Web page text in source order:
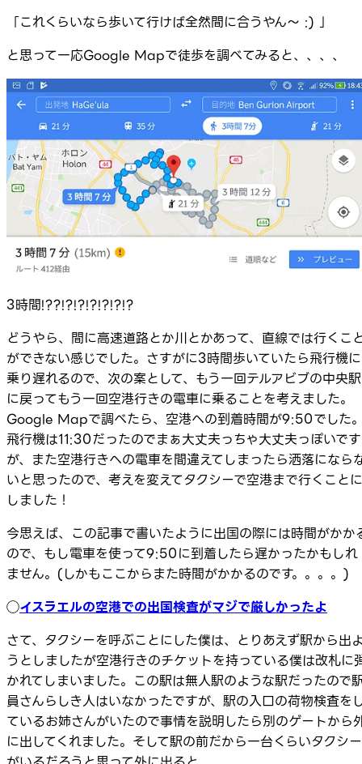
「これくらいなら歩いて行けば全然間に合うやん～ :) 」
と思って一応Google Mapで徒歩を調べてみると、、、、
3時間!??!?!?!?!?!?!?
どうやら、間に高速道路とか川とかあって、直線では行くこ
ができない感じでした。さすがに3時間歩いていたら飛行機に
乗り遅れるので、次の案として、もう一回テルアビブの中央駅
に戻ってもう一回空港行きの電車に乗ることを考えました。
Google Mapで調べたら、空港への到着時間が9:50でした
飛行機は11:30だったのでまぁ大丈夫っちゃ大丈夫っぽいです
が、また空港行きへの電車を間違えてしまったら洒落になら
いと思ったので、考えを変えてタクシーで空港まで行くことに
しました！
今思えば、この記事で書いたように出国の際には時間がかか
ので、もし電車を使って9:50に到着したら遅かったかもしれ
ません。(しかもここからまた時間がかかるのです。。。。)
◯イスラエルの空港での出国検査がマジで厳しかったよ
さて、タクシーを呼ぶことにした僕は、とりあえず駅から出
うとしましたが空港行きのチケットを持っている僕は改札に
かれてしまいました。この駅は無人駅のような駅だったので
員さんらしき人はいなかったですが、駅の入口の荷物検査を
ているお姉さんがいたので事情を説明したら別のゲートから
に出してくれました。そして駅の前だから一台くらいタクシー